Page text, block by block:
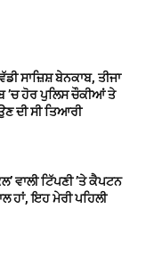
ਸਾਜ਼ਿਸ਼ ਬੇਨਕਾਬ, ਤੀਜਾ
’ਚ ਹੋਰ ਪੁਲਿਸ ਚੌਕੀਆਂ ਤੇ
ਦੀ ਸੀ ਤਿਆਰੀ
ਵਾਲੀ ਟਿੱਪਣੀ ’ਤੇ ਕੈਪਟਨ
ਹਾਂ, ਇਹ ਮੇਰੀ ਪਹਿਲੀ